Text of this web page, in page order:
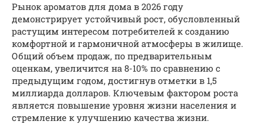
Рынок ароматов для дома в 2026 году
демонстрирует устойчивый рост, обусловленный
растущим интересом потребителей к созданию
комфортной и гармоничной атмосферы в жилище.
Общий объем продаж, по предварительным
оценкам, увеличится на 8-10% по сравнению с
предыдущим годом, достигнув отметки в 1,5
миллиарда долларов. Ключевым фактором роста
является повышение уровня жизни населения и
стремление к улучшению качества жизни.